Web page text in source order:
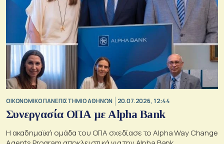
ΟΙΚΟΝΟΜΙΚΟ ΠΑΝΕΠΙΣΤΗΜΙΟ ΑΘΗΝΩΝ 20.07.2026, 12:44
Συνεργασία ΟΠΑ με Alpha Bank
Η ακαδημαϊκή ομάδα του ΟΠΑ σχεδίασε το Alpha Way Change